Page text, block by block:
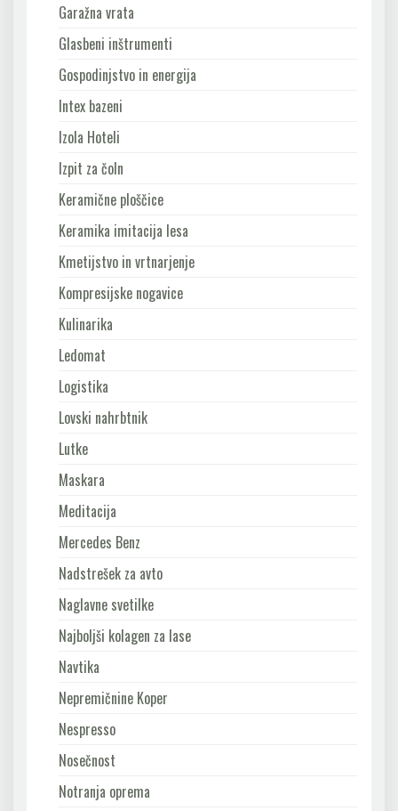
Garažna vrata
Glasbeni inštrumenti
Gospodinjstvo in energija
Intex bazeni
Izola Hoteli
Izpit za čoln
Keramične ploščice
Keramika imitacija lesa
Kmetijstvo in vrtnarjenje
Kompresijske nogavice
Kulinarika
Ledomat
Logistika
Lovski nahrbtnik
Lutke
Maskara
Meditacija
Mercedes Benz
Nadstrešek za avto
Naglavne svetilke
Najboljši kolagen za lase
Navtika
Nepremičnine Koper
Nespresso
Nosečnost
Notranja oprema